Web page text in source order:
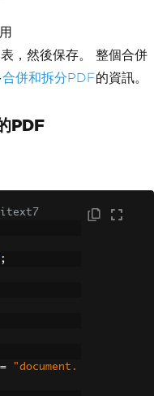
，然後保存。 整個合併
合併和拆分PDF的資訊。
PDF
itext7
;
=
"document.